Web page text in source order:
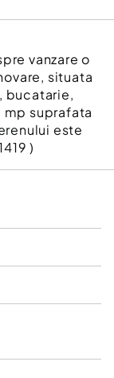
vanzare o
situata
bucatarie,
mp suprafata
este
)